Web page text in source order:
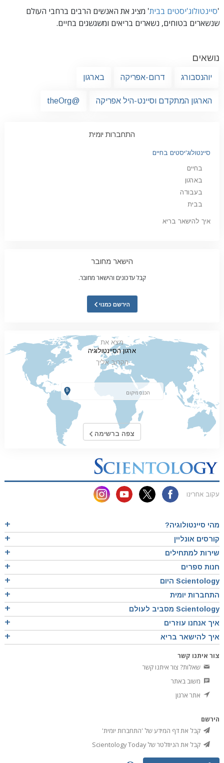
'סיינטולוג'יסטים בבית' מציג את האנשים הרבים ברחבי העולם
שנשארים בטוחים, נשארים בריאים ומשגשגים בחיים.
נושאים
יוהנסבורג דרום-אפריקה בארגון
הארגון המתקדם וסיינט-היל אפריקה @theOrg
התחברות יומית
סיינטולוג'יסטים בחיים
בחיים
בארגון
בעבודה
בבית
איך להישאר בריא
הישאר מחובר
קבל עדכונים והישאר מחובר.
הירשם כמנוי
מצא את
ארגון הסיינטולוגיה
הקרוב אליך
צפה ברשימה
עקוב אחרינו
מהי סיינטולוגיה?
קורסים אונליין
שירות למתחילים
חנות ספרים
Scientology היום
התחברות יומית
Scientology מסביב לעולם
איך אנחנו עוזרים
איך להישאר בריא
צור איתנו קשר
שאלות? צור איתנו קשר
משוב באתר
אתר ארגון
הירשם
קבל את דף המידע של 'התחברות יומית'
קבל את הניוזלטר של Scientology Today